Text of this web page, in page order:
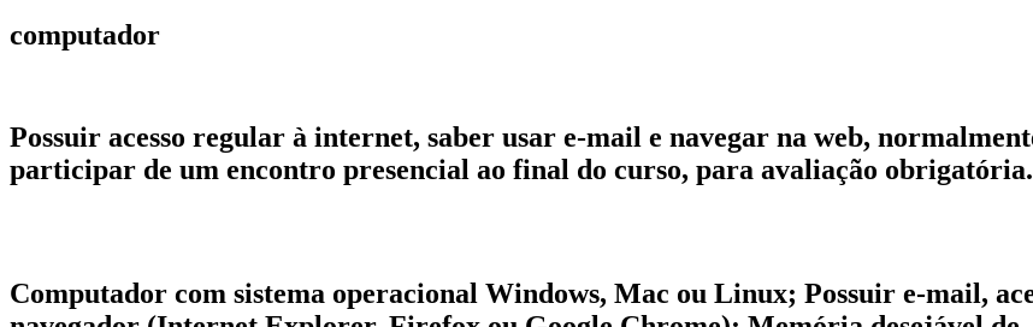
computador
Possuir acesso regular à internet, saber usar e-mail e navegar na web,
participar de um encontro presencial ao final do curso, para avaliação obrigatória.
Computador com sistema operacional Windows, Mac ou Linux; Possuir e-mail,